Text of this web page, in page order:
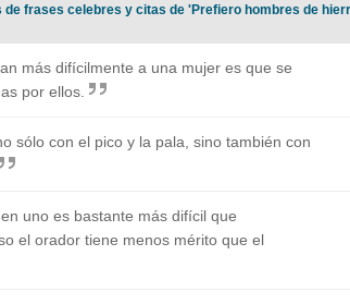
de frases celebres y citas de 'Prefiero hombres de
más difícilmente a una mujer es que se
por ellos.
sólo con el pico y la pala, sino también con
uno es bastante más difícil que
el orador tiene menos mérito que el